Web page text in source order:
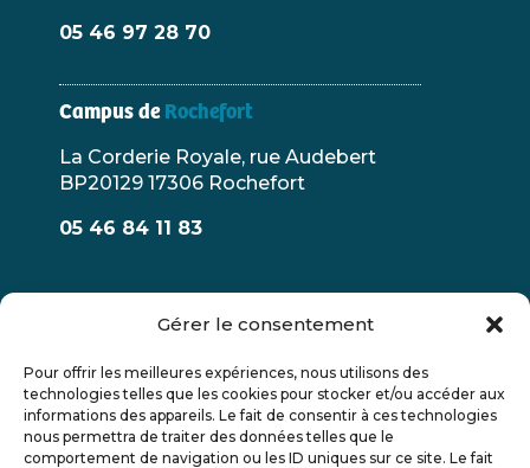
Gérer le consentement
Pour offrir les meilleures expériences, nous utilisons des
technologies telles que les cookies pour stocker et/ou accéder aux
informations des appareils. Le fait de consentir à ces technologies
nous permettra de traiter des données telles que le
comportement de navigation ou les ID uniques sur ce site. Le fait
05 46 97 28 70
Campus de Rochefort
La Corderie Royale, rue Audebert
BP20129 17306 Rochefort
05 46 84 11 83
Engagements qualité